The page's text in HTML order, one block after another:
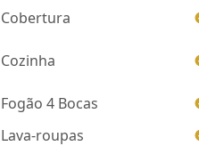
Cobertura
Cozinha
Fogão 4 Bocas
Lava-roupas